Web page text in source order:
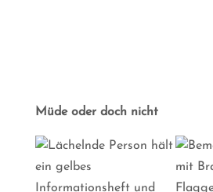
Müde oder doch nicht